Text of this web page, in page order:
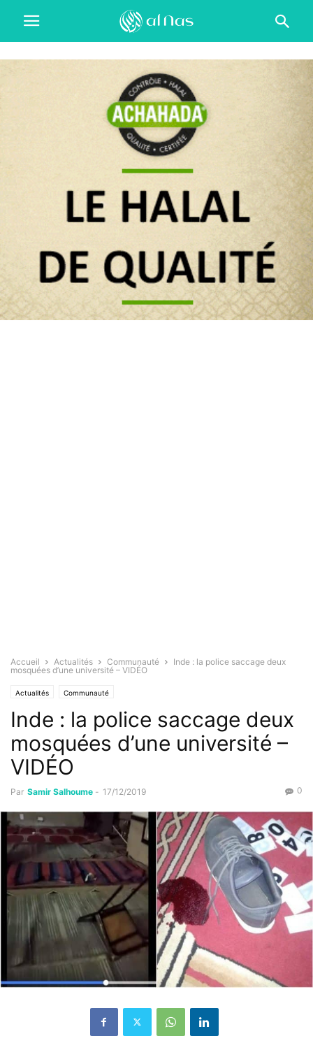
Accueil Actualités Communauté
Inde : la police saccage deux
mosquées d’une université – VIDÉO
Actualités Communauté
Inde : la police saccage deux
mosquées d’une université –
VIDÉO
Par Samir Salhoume - 17/12/2019 0